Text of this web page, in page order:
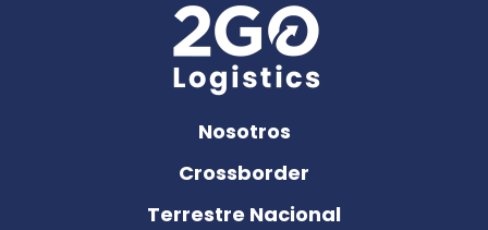
Nosotros
Crossborder
Terrestre Nacional